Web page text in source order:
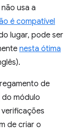
usa a
é compatível
lugar, pode ser
nesta ótima
de
do módulo
de criar o